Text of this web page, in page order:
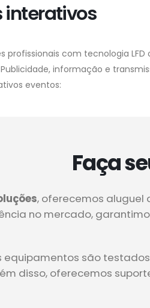
interativos
profissionais com tecnologia
informação e
eventos:
Faça
, oferecemos aluguel
no mercado,
equipamentos são
disso, oferecemos